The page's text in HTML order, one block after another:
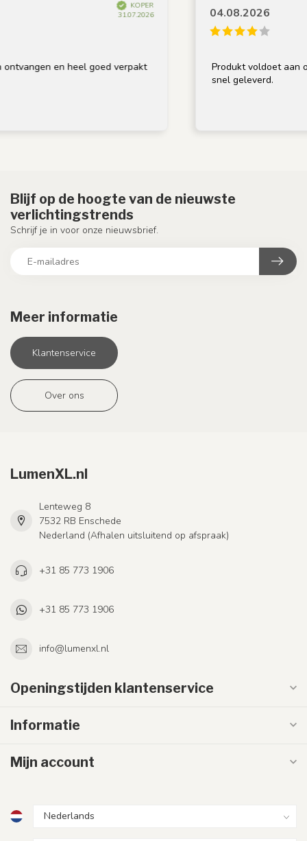
KOPER
31.07.2026
en heel goed verpakt
04.08.2026
Produkt voldoet aan
snel geleverd.
Meer informatie
Klantenservice
Over ons
Blijf op de hoogte van de nieuwste
verlichtingstrends
Schrijf je in voor onze nieuwsbrief.
LumenXL.nl
Lenteweg 8
7532 RB Enschede
Nederland (Afhalen uitsluitend op afspraak)
+31 85 773 1906
+31 85 773 1906
info@lumenxl.nl
Openingstijden klantenservice
Informatie
Mijn account